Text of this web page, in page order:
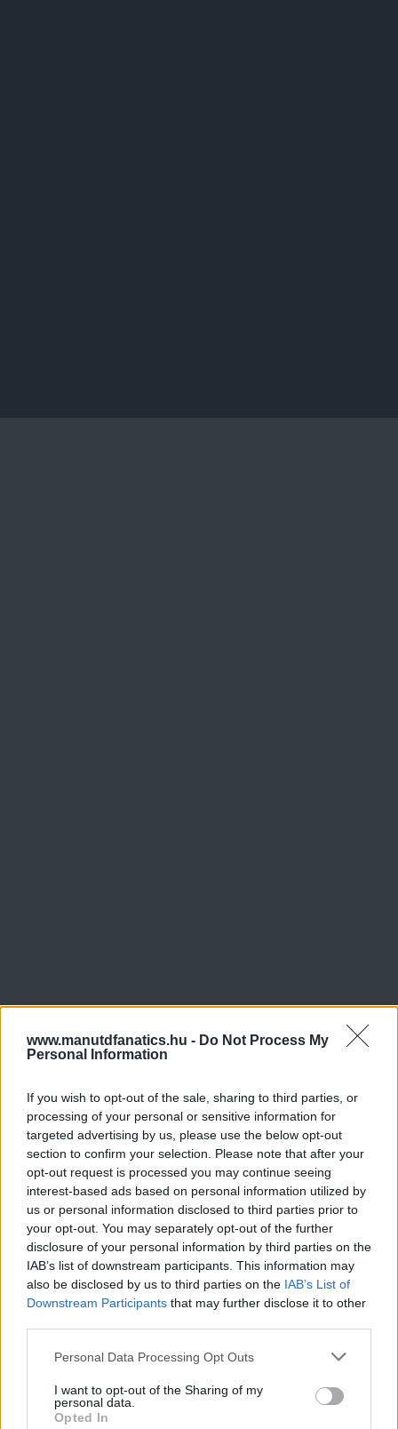
www.manutdfanatics.hu - Do Not Process My
Personal Information
If you wish to opt-out of the sale, sharing to third parties, or
processing of your personal or sensitive information for
targeted advertising by us, please use the below opt-out
section to confirm your selection. Please note that after your
opt-out request is processed you may continue seeing
interest-based ads based on personal information utilized by
us or personal information disclosed to third parties prior to
your opt-out. You may separately opt-out of the further
disclosure of your personal information by third parties on the
IAB’s list of downstream participants. This information may
also be disclosed by us to third parties on the IAB’s List of
Downstream Participants that may further disclose it to other
Please note that this website/app uses one or more Google
not limited to your visit or usage behaviour. You may click to
grant or deny consent to Google and its third-party tags to
Personal Data Processing Opt Outs
I want to opt-out of the Sharing of my
personal data.
Opted In